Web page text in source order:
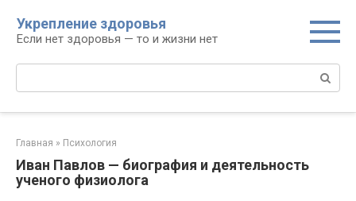
контенту
Укрепление здоровья
Если нет здоровья — то и жизни нет
Поиск:
Главная » Психология
Иван Павлов — биография и деятельность
ученого физиолога